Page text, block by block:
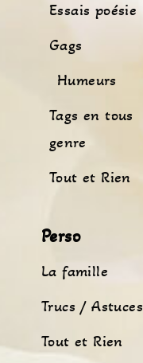
Essais poésie
Gags
Humeurs
Tags en tous
genre
Tout et Rien
Perso
La famille
Trucs / Astuces
Tout et Rien